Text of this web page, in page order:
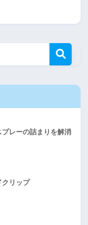
レーの詰まりを解消
クリップ